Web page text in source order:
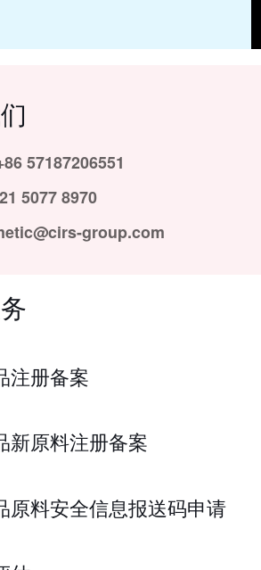
57187206551
5077 8970
group.com
注册备案
新原料注册备案
原料安全信息报送码申请